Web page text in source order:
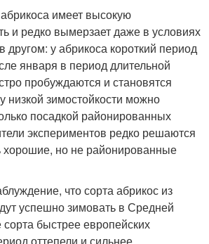
имеет высокую
и редко вымерзает даже в условиях
другом: у абрикоса короткий период
января в период длительной
пробуждаются и становятся
зимостойкости можно
посадкой районированных
экспериментов редко решаются
хорошие, но не районированные
что сорта абрикос из
успешно зимовать в Средней
быстрее европейских